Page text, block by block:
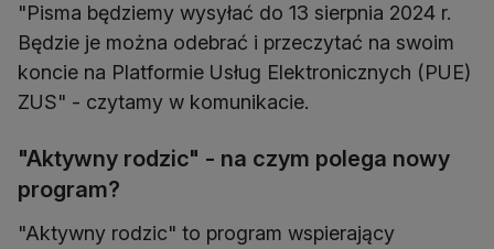
"Pisma będziemy wysyłać do 13 sierpnia 2024 r.
Będzie je można odebrać i przeczytać na swoim
koncie na Platformie Usług Elektronicznych (PUE)
ZUS" - czytamy w komunikacie.
"Aktywny rodzic" - na czym polega nowy
program?
"Aktywny rodzic" to program wspierający